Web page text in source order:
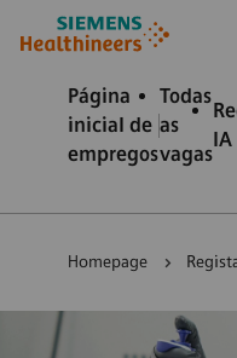
conteúdo
o rodapé
Página
inicial de
empregos
Todas
as
vagas
IA
Homepage